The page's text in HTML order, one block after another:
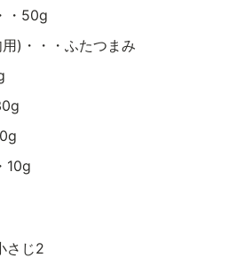
・50g
)・・・ふたつまみ
10g
さじ2